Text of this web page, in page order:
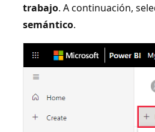
trabajo. A continuación,
semántico.